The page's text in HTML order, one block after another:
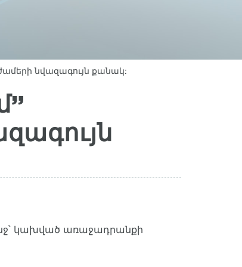
նվազագույն քանակ:
կախված առաջադրանքի